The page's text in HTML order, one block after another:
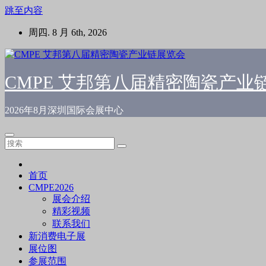
跳至内容
周四. 8 月 6th, 2026
CMPE 艾邦第八届精密陶瓷产业
2026年8月深圳国际会展中心
首页
CMPE2026
展会介绍
精彩视频
联系我们
新消费电子展
展位图
参展范围